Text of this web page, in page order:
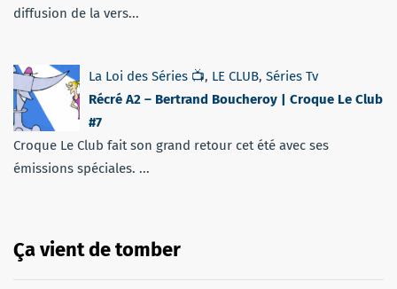
diffusion de la vers...
La Loi des Séries 📺, LE CLUB, Séries Tv
Récré A2 – Bertrand Boucheroy | Croque Le Club
#7
Croque Le Club fait son grand retour cet été avec ses
émissions spéciales. ...
Ça vient de tomber